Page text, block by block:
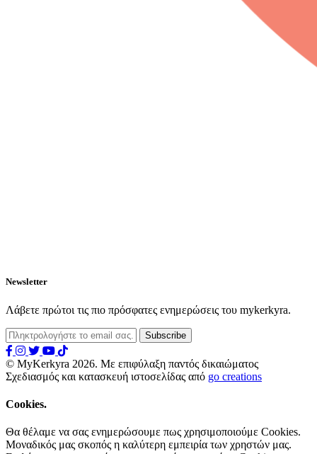
Newsletter
Λάβετε πρώτοι τις πιο πρόσφατες ενημερώσεις του mykerkyra.
© MyKerkyra 2026. Με επιφύλαξη παντός δικαιώματος
Σχεδιασμός και κατασκευή ιστοσελίδας από go creations
Cookies.
Θα θέλαμε να σας ενημερώσουμε πως χρησιμοποιούμε Cookies.
Μοναδικός μας σκοπός η καλύτερη εμπειρία των χρηστών μας.